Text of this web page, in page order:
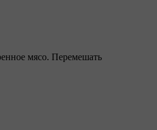
мясо. Перемешать